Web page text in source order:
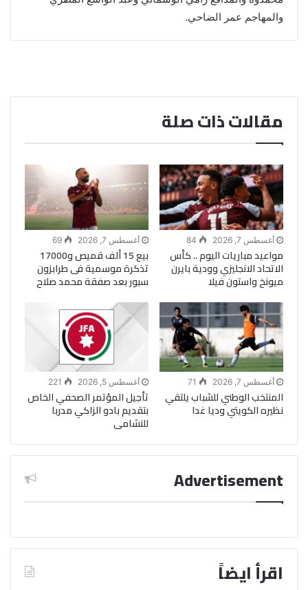
والمهاجم عمر الضاحي.
مقالات ذات صلة
أغسطس 7, 2026 84
مواعيد مباريات اليوم .. كأس
الاتحاد الانجليزي وودية بايرن
ميونخ واستون فيلا
أغسطس 7, 2026 69
بيع 15 ألف قميص و17000
تذكرة موسمية فى طرابزون
سبور بعد صفقة محمد صلاح
أغسطس 7, 2026 71
المنتخب الوطني للشباب يلتقي
نظيره الكويتي وديا غدا
أغسطس 5, 2026 221
تأجيل المؤتمر الصحفي الخاص
بتقديم بادو الزاكي مدربا
للنشامى
Advertisement
اقرأ ايضاً